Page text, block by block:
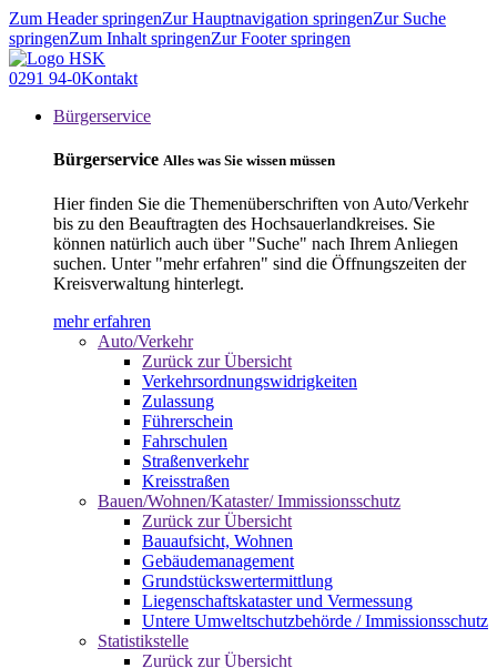
Zum Header springenZur Hauptnavigation springenZur Suche
springenZum Inhalt springenZur Footer springen
0291 94-0Kontakt
Bürgerservice
Bürgerservice Alles was Sie wissen müssen
Hier finden Sie die Themenüberschriften von Auto/Verkehr
bis zu den Beauftragten des Hochsauerlandkreises. Sie
können natürlich auch über "Suche" nach Ihrem Anliegen
suchen. Unter "mehr erfahren" sind die Öffnungszeiten der
Kreisverwaltung hinterlegt.
mehr erfahren
Auto/Verkehr
Zurück zur Übersicht
Verkehrsordnungswidrigkeiten
Zulassung
Führerschein
Fahrschulen
Straßenverkehr
Kreisstraßen
Bauen/Wohnen/Kataster/ Immissionsschutz
Zurück zur Übersicht
Bauaufsicht, Wohnen
Gebäudemanagement
Grundstückswertermittlung
Liegenschaftskataster und Vermessung
Untere Umweltschutzbehörde / Immissionsschutz
Statistikstelle
Zurück zur Übersicht